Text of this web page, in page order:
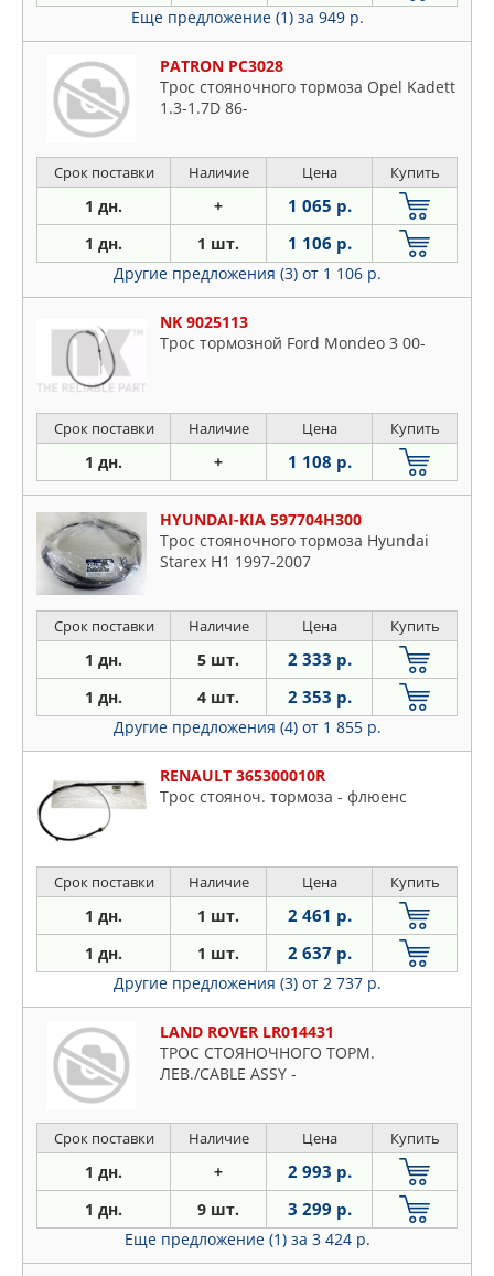
Еще предложение (1) за 949 р.
PATRON PC3028
Трос стояночного тормоза Opel Kadett
1.3-1.7D 86-
Срок поставки Наличие Цена Купить
1 дн. + 1 065 р.
1 дн. 1 шт. 1 106 р.
Другие предложения (3) от 1 106 р.
NK 9025113
Трос тормозной Ford Mondeo 3 00-
Срок поставки Наличие Цена Купить
1 дн. + 1 108 р.
HYUNDAI-KIA 597704H300
Трос стояночного тормоза Hyundai
Starex H1 1997-2007
Срок поставки Наличие Цена Купить
1 дн. 5 шт. 2 333 р.
1 дн. 4 шт. 2 353 р.
Другие предложения (4) от 1 855 р.
RENAULT 365300010R
Трос стояноч. тормоза - флюенс
Срок поставки Наличие Цена Купить
1 дн. 1 шт. 2 461 р.
1 дн. 1 шт. 2 637 р.
Другие предложения (3) от 2 737 р.
LAND ROVER LR014431
ТРОС СТОЯНОЧНОГО ТОРМ.
ЛЕВ./CABLE ASSY -
Срок поставки Наличие Цена Купить
1 дн. + 2 993 р.
1 дн. 9 шт. 3 299 р.
Еще предложение (1) за 3 424 р.